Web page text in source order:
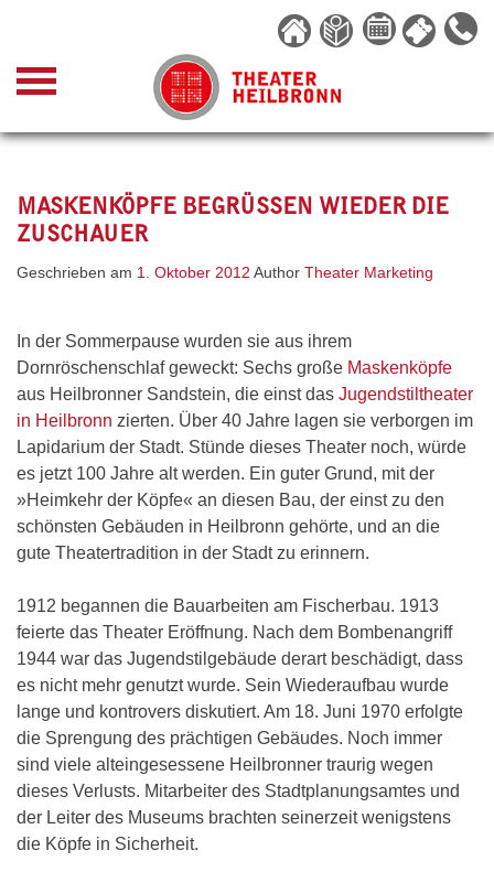
content
MASKENKÖPFE BEGRÜSSEN WIEDER DIE Z
USCHAUER
Geschrieben am 1. Oktober 2012 Author Theater Marketing
In der Sommerpause wurden sie aus ihrem
Dornröschenschlaf geweckt: Sechs große Maskenköpfe
aus Heilbronner Sandstein, die einst das Jugendstiltheater
in Heilbronn zierten. Über 40 Jahre lagen sie verborgen im
Lapidarium der Stadt. Stünde dieses Theater noch, würde
es jetzt 100 Jahre alt werden. Ein guter Grund, mit der
»Heimkehr der Köpfe« an diesen Bau, der einst zu den
schönsten Gebäuden in Heilbronn gehörte, und an die
gute Theatertradition in der Stadt zu erinnern.
1912 begannen die Bauarbeiten am Fischerbau. 1913
feierte das Theater Eröffnung. Nach dem Bombenangriff
1944 war das Jugendstilgebäude derart beschädigt, dass
es nicht mehr genutzt wurde. Sein Wiederaufbau wurde
lange und kontrovers diskutiert. Am 18. Juni 1970 erfolgte
die Sprengung des prächtigen Gebäudes. Noch immer
sind viele alteingesessene Heilbronner traurig wegen
dieses Verlusts. Mitarbeiter des Stadtplanungsamtes und
der Leiter des Museums brachten seinerzeit wenigstens
die Köpfe in Sicherheit.